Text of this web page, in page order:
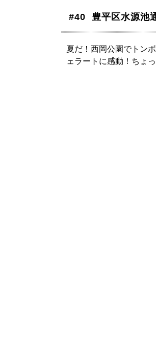
#40 豊平区水源池
夏だ！西岡公園でトン
ェラートに感動！ちょ